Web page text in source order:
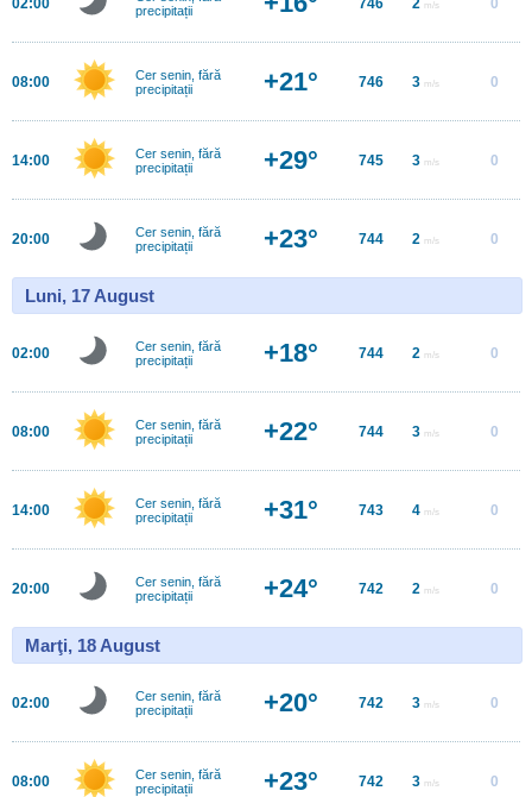
precipitații
m/s
08:00
Cer senin, fără
precipitații
+21° 746 3 m/s 0
14:00
Cer senin, fără
precipitații
+29° 745 3 m/s 0
20:00
Cer senin, fără
precipitații
+23° 744 2 m/s 0
Luni, 17 August
02:00
Cer senin, fără
precipitații
+18° 744 2 m/s 0
08:00
Cer senin, fără
precipitații
+22° 744 3 m/s 0
14:00
Cer senin, fără
precipitații
+31° 743 4 m/s 0
20:00
Cer senin, fără
precipitații
+24° 742 2 m/s 0
Marţi, 18 August
02:00
Cer senin, fără
precipitații
+20° 742 3 m/s 0
08:00
Cer senin, fără
precipitații
+23° 742 3 m/s 0